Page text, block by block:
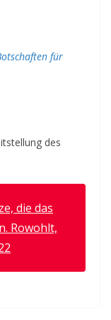
für
des
die das
Rowohlt,